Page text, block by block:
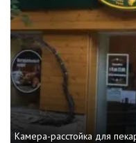
Камера-расстойка для